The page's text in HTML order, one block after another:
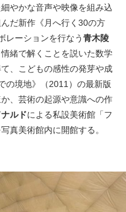
やかな⾳声や映像を組み込
だ新作《⽉へ⾏く30の⽅
レーションを⾏なう⻘⽊陵
緒で解くことを説いた数学
、こどもの感性の発芽や成
の境地》（2011）の最新版
、芸術の起源や意識への作
ルドによる私設美術館「フ
真美術館内に開館する。